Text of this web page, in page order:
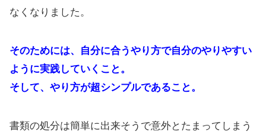
なくなりました。
そのためには、自分に合うやり方で自分のやりやすい
ように実践していくこと。
そして、やり方が超シンプルであること。
書類の処分は簡単に出来そうで意外とたまってしまう